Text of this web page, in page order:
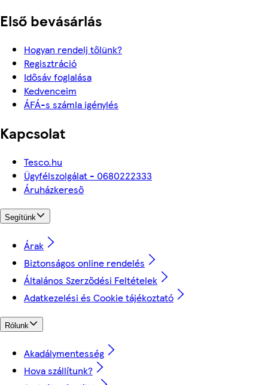
Első bevásárlás
Hogyan rendelj tőlünk?
Regisztráció
Idősáv foglalása
Kedvenceim
ÁFÁ-s számla igénylés
Kapcsolat
Tesco.hu
Ügyfélszolgálat - 0680222333
Áruházkereső
Segítünk
Árak
Biztonságos online rendelés
Általános Szerződési Feltételek
Adatkezelési és Cookie tájékoztató
Rólunk
Akadálymentesség
Hova szállítunk?